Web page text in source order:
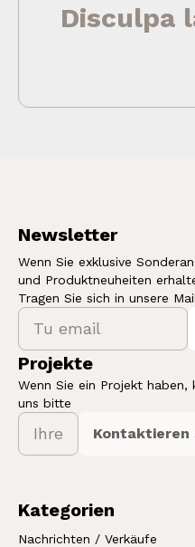
Disculpa
Newsletter
Wenn Sie exklusive
und Produktneuheiten
Tragen Sie sich in unsere
Projekte
Wenn Sie ein Projekt haben,
uns bitte
Kontaktieren
Kategorien
Nachrichten / Verkäufe